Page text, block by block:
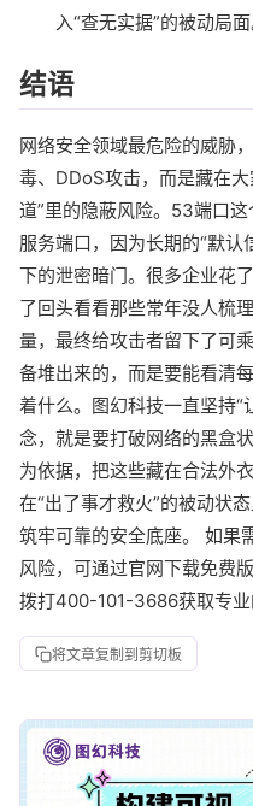
入“查无实据”的被动局面
结语
网络安全领域最危险的威胁
毒、DDoS攻击，而是藏在
道”里的隐蔽风险。53端口
服务端口，因为长期的“默
下的泄密暗门。很多企业花
了回头看看那些常年没人梳
量，最终给攻击者留下了可
备堆出来的，而是要能看清
着什么。图幻科技一直坚持“
念，就是要打破网络的黑盒
为依据，把这些藏在合法外
在“出了事才救火”的被动状
筑牢可靠的安全底座。 如果
风险，可通过官网下载免费
拨打400-101-3686获取专业
将文章复制到剪切板